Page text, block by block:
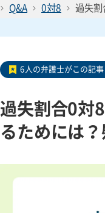
Q&A 0対8 過失割
6人の弁護士がこの記
過失割合0対
るためには